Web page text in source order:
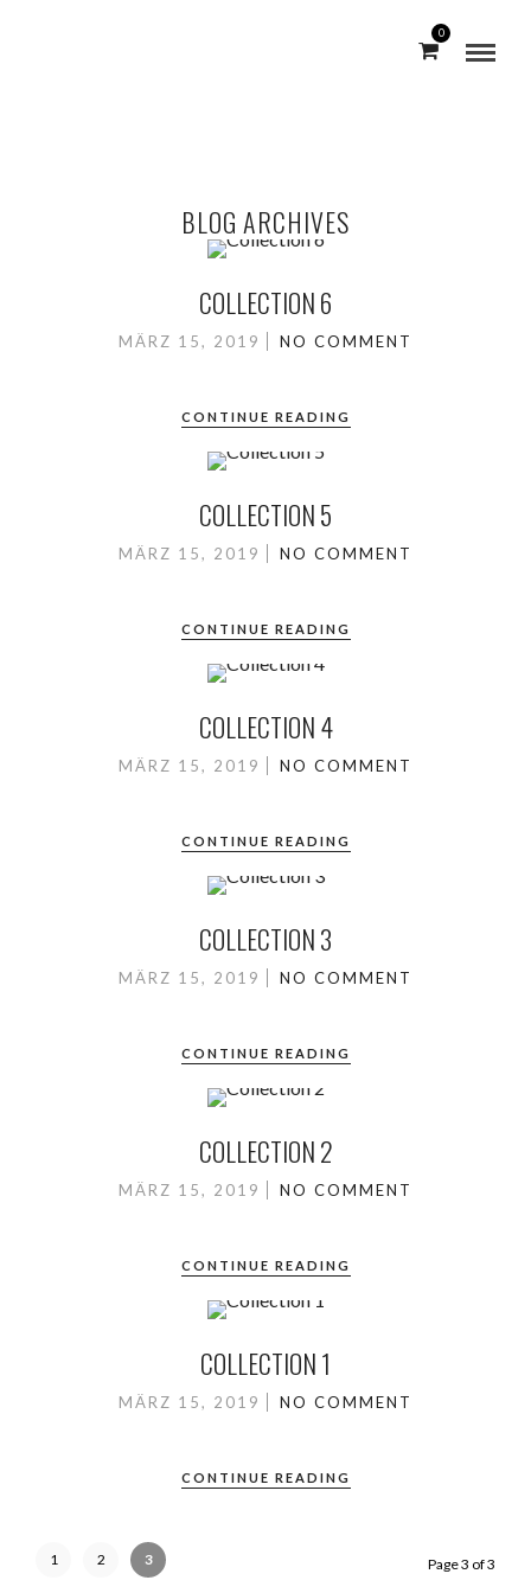
0
BLOG ARCHIVES
COLLECTION 6
MÄRZ 15, 2019 NO COMMENT
CONTINUE READING
COLLECTION 5
MÄRZ 15, 2019 NO COMMENT
CONTINUE READING
COLLECTION 4
MÄRZ 15, 2019 NO COMMENT
CONTINUE READING
COLLECTION 3
MÄRZ 15, 2019 NO COMMENT
CONTINUE READING
COLLECTION 2
MÄRZ 15, 2019 NO COMMENT
CONTINUE READING
COLLECTION 1
MÄRZ 15, 2019 NO COMMENT
CONTINUE READING
1 2 3 Page 3 of 3